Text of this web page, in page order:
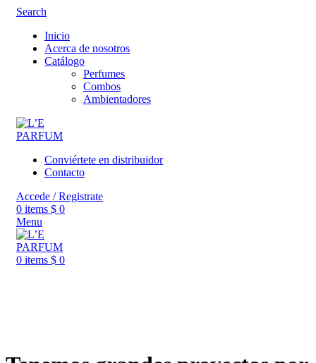
Search
Inicio
Acerca de nosotros
Catálogo
Perfumes
Combos
Ambientadores
Conviértete en distribuidor
Contacto
Accede / Registrate
0 items $ 0
Menu
0 items $ 0